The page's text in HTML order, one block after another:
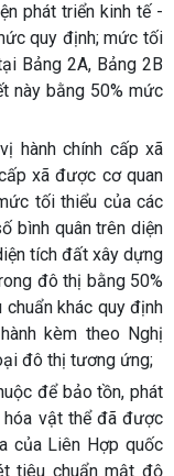
phát triển kinh tế -
quy định; mức tối
Bảng 2A, Bảng 2B
này bằng 50% mức
hành chính cấp xã
xã được cơ quan
tối thiểu của các
bình quân trên diện
tích đất xây dựng
đô thị bằng 50%
khác quy định
kèm theo Nghị
đô thị tương ứng;
để bảo tồn, phát
vật thể đã được
của Liên Hợp quốc
tiêu chuẩn mật độ